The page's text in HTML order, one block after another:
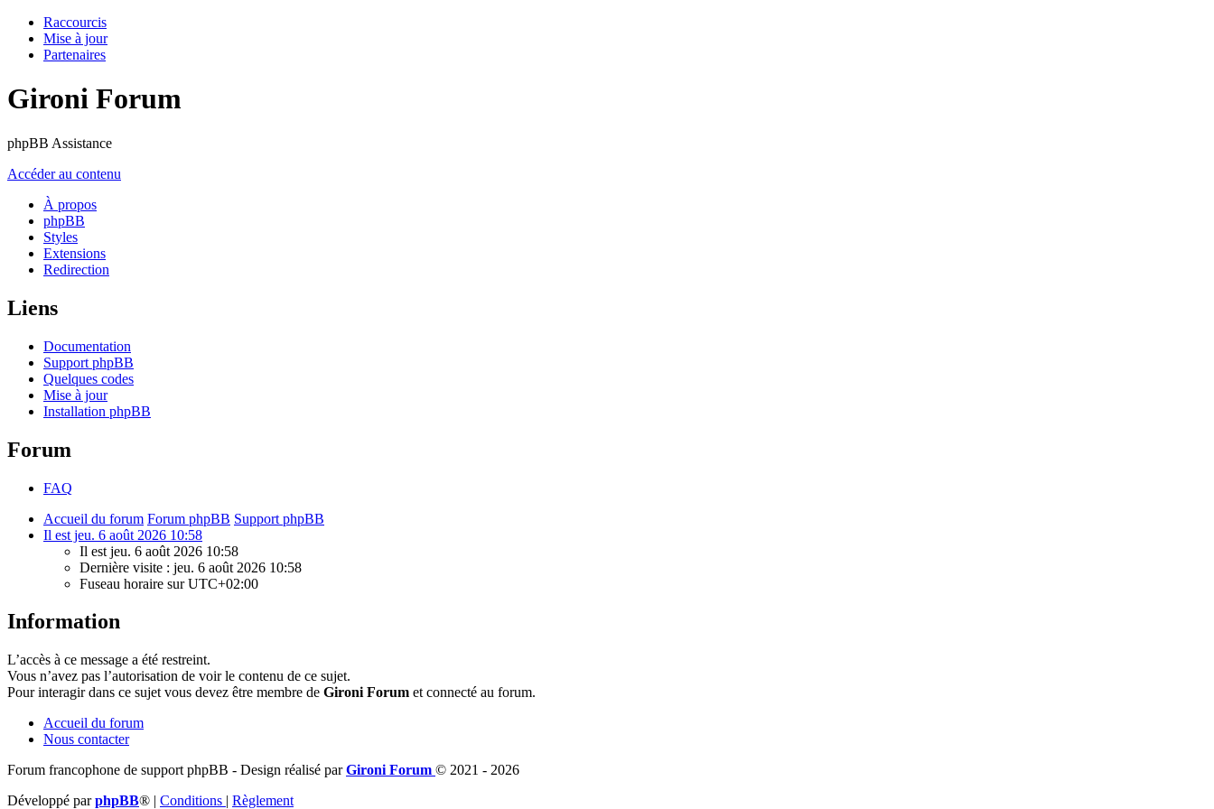
Raccourcis
Mise à jour
Partenaires
Gironi Forum
phpBB Assistance
Accéder au contenu
À propos
phpBB
Styles
Extensions
Redirection
Liens
Documentation
Support phpBB
Quelques codes
Mise à jour
Installation phpBB
Forum
FAQ
Accueil du forum Forum phpBB Support phpBB
Il est jeu. 6 août 2026 10:58
Il est jeu. 6 août 2026 10:58
Dernière visite : jeu. 6 août 2026 10:58
Fuseau horaire surUTC+02:00
Information
L’accès à ce message a été restreint.
Vous n’avez pas l’autorisation de voir le contenu de ce sujet.
Pour interagir dans ce sujet vous devez être membre de Gironi Forum et connecté au forum.
Accueil du forum
Nous contacter
Forum francophone de support phpBB - Design réalisé parGironi Forum © 2021 - 2026
Développé parphpBB® | Conditions | Règlement